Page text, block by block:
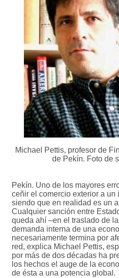
Michael Pettis, profesor de
de Pekín. Foto de
Pekín. Uno de los mayores
ceñir el comercio exterior a un
siendo que en realidad es un
Cualquier sanción entre
queda ahí –en el traslado de
demanda interna de una
necesariamente termina por
red, explica Michael Pettis,
por más de dos décadas ha
los hechos el auge de la
de ésta a una potencia global.